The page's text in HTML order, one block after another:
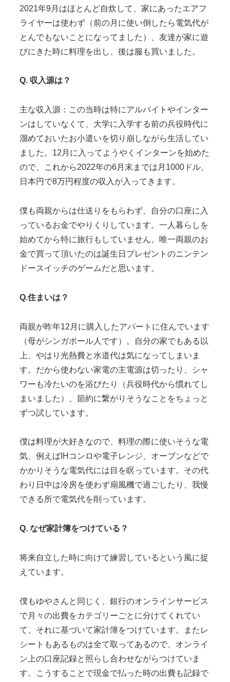
2021年9月はほとんど自炊して、家にあったエアフ
ライヤーは使わず（前の月に使い倒したら電気代が
とんでもないことになってました）、友達が家に遊
びにきた時に料理を出し、後は服も買いました。
Q. 収入源は？
主な収入源：この当時は特にアルバイトやインター
ンはしていなくて、大学に入学する前の兵役時代に
溜めておいたお小遣いを切り崩しながら生活してい
ました。12月に入ってようやくインターンを始めた
ので、これから2022年の6月末までは月1000ドル、
日本円で8万円程度の収入が入ってきます。
僕も両親からは仕送りをもらわず、自分の口座に入
っているお金でやりくりしています。一人暮らしを
始めてから特に旅行もしていません。唯一両親のお
金で買って頂いたのは誕生日プレゼントのニンテン
ドースイッチのゲームだと思います。
Q.住まいは？
両親が昨年12月に購入したアパートに住んでいます
（母がシンガポール人です）。自分の家でもある以
上、やはり光熱費と水道代は気になってしまいま
す。だから使わない家電の主電源は切ったり、シャ
ワーも冷たいのを浴びたり（兵役時代から慣れてし
まいました）、節約に繋がりそうなことをちょっと
ずつ試しています。
僕は料理が大好きなので、料理の際に使いそうな電
気、例えばIHコンロや電子レンジ、オーブンなどで
かかりそうな電気代には目を瞑っています。その代
わり日中は冷房を使わず扇風機で過ごしたり、我慢
できる所で電気代を削っています。
Q. なぜ家計簿をつけている？
将来自立した時に向けて練習しているという風に捉
えています。
僕もゆやさんと同じく、銀行のオンラインサービス
で月々の出費をカテゴリーごとに分けてくれてい
て、それに基づいて家計簿をつけています。またレ
シートもあるものは全て取ってあるので、オンライ
ン上の口座記録と照らし合わせながらつけていま
す。こうすることで現金で払った時の出費も記録で